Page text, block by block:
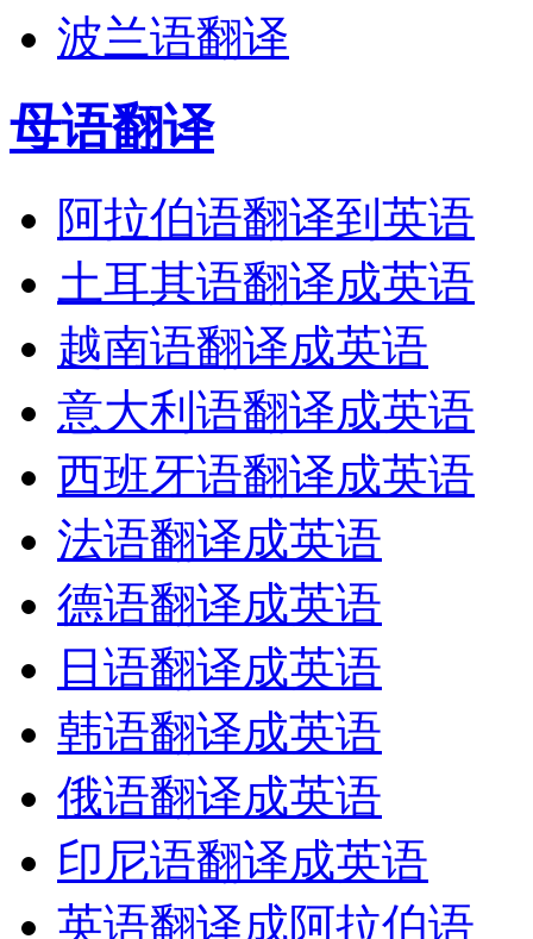
波兰语翻译
母语翻译
阿拉伯语翻译到英语
土耳其语翻译成英语
越南语翻译成英语
意大利语翻译成英语
西班牙语翻译成英语
法语翻译成英语
德语翻译成英语
日语翻译成英语
韩语翻译成英语
俄语翻译成英语
印尼语翻译成英语
英语翻译成阿拉伯语